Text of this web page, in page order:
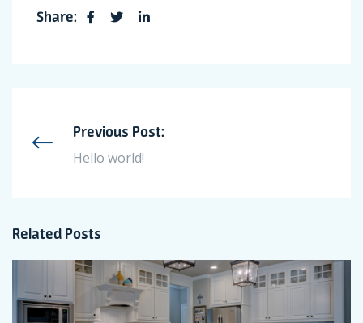
Share:
Previous Post:
Hello world!
Related Posts